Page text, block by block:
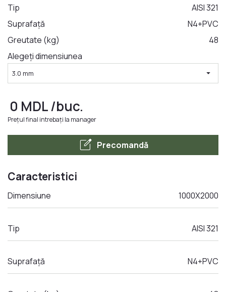
LA COMANDA
Tip
AISI 321
Suprafață
N4+PVC
Greutate (kg)
48
Alegeți dimensiunea
3.0 mm arrow_drop_down
0 MDL/buc.
Prețul final intrebați la manager
edit_square Precomandă
Caracteristici
Dimensiune 1000X2000
Tip AISI 321
Suprafață N4+PVC